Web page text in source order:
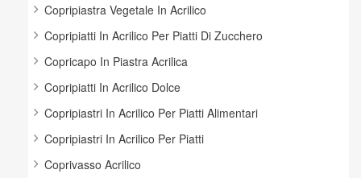
Copripiastra Vegetale In Acrilico
Copripiatti In Acrilico Per Piatti Di Zucchero
Copricapo In Piastra Acrilica
Copripiatti In Acrilico Dolce
Copripiastri In Acrilico Per Piatti Alimentari
Copripiastri In Acrilico Per Piatti
Coprivasso Acrilico